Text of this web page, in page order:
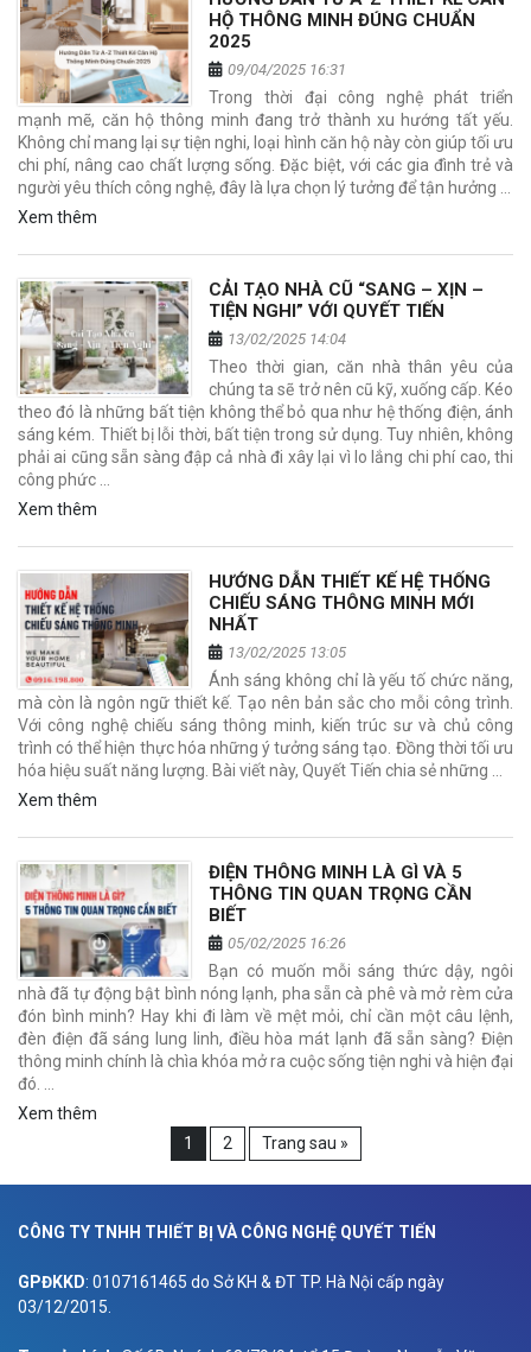
HỘ THÔNG MINH ĐÚNG CHUẨN
2025
09/04/2025 16:31
Trong thời đại công nghệ phát triển
mạnh mẽ, căn hộ thông minh đang trở thành xu hướng tất yếu.
Không chỉ mang lại sự tiện nghi, loại hình căn hộ này còn giúp tối ưu
chi phí, nâng cao chất lượng sống. Đặc biệt, với các gia đình trẻ và
người yêu thích công nghệ, đây là lựa chọn lý tưởng để tận hưởng …
Xem thêm
CẢI TẠO NHÀ CŨ “SANG – XỊN –
TIỆN NGHI” VỚI QUYẾT TIẾN
13/02/2025 14:04
Theo thời gian, căn nhà thân yêu của
chúng ta sẽ trở nên cũ kỹ, xuống cấp. Kéo
theo đó là những bất tiện không thể bỏ qua như hệ thống điện, ánh
sáng kém. Thiết bị lỗi thời, bất tiện trong sử dụng. Tuy nhiên, không
phải ai cũng sẵn sàng đập cả nhà đi xây lại vì lo lắng chi phí cao, thi
công phức …
Xem thêm
HƯỚNG DẪN THIẾT KẾ HỆ THỐNG
CHIẾU SÁNG THÔNG MINH MỚI
NHẤT
13/02/2025 13:05
Ánh sáng không chỉ là yếu tố chức năng,
mà còn là ngôn ngữ thiết kế. Tạo nên bản sắc cho mỗi công trình.
Với công nghệ chiếu sáng thông minh, kiến trúc sư và chủ công
trình có thể hiện thực hóa những ý tưởng sáng tạo. Đồng thời tối ưu
hóa hiệu suất năng lượng. Bài viết này, Quyết Tiến chia sẻ những …
Xem thêm
ĐIỆN THÔNG MINH LÀ GÌ VÀ 5
THÔNG TIN QUAN TRỌNG CẦN
BIẾT
05/02/2025 16:26
Bạn có muốn mỗi sáng thức dậy, ngôi
nhà đã tự động bật bình nóng lạnh, pha sẵn cà phê và mở rèm cửa
đón bình minh? Hay khi đi làm về mệt mỏi, chỉ cần một câu lệnh,
đèn điện đã sáng lung linh, điều hòa mát lạnh đã sẵn sàng? Điện
thông minh chính là chìa khóa mở ra cuộc sống tiện nghi và hiện đại
đó. …
Xem thêm
1
2 Trang sau »
CÔNG TY TNHH THIẾT BỊ VÀ CÔNG NGHỆ QUYẾT TIẾN
GPĐKKD: 0107161465 do Sở KH & ĐT TP. Hà Nội cấp ngày
03/12/2015.